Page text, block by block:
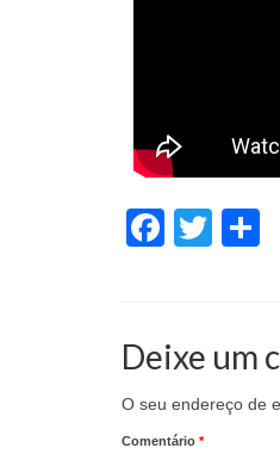
Deixe um
O seu endereço de
Comentário *